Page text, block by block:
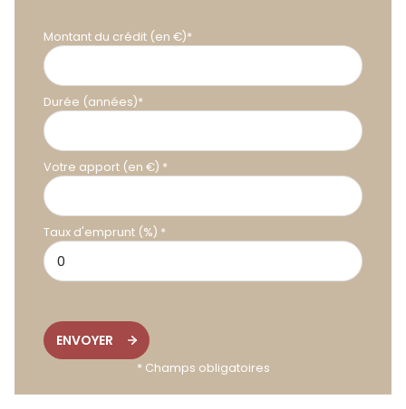
Montant du crédit (en €)*
Durée (années)*
Votre apport (en €) *
Taux d'emprunt (%) *
ENVOYER
* Champs obligatoires